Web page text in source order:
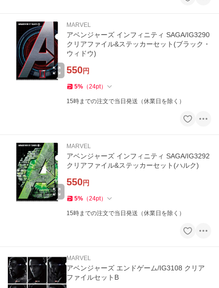
MARVEL
アベンジャーズ インフィニティ SAGA/IG3290
クリアファイル&ステッカーセット(ブラック・
ウィドウ)
550円
5% （24pt）
15時までの注文で当日発送（休業日を除く）
MARVEL
アベンジャーズ インフィニティ SAGA/IG3292
クリアファイル&ステッカーセット(ハルク)
550円
5% （24pt）
15時までの注文で当日発送（休業日を除く）
MARVEL
アベンジャーズ エンドゲーム/IG3108 クリア
ファイルセットB